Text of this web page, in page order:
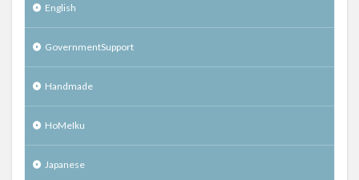
English
GovernmentSupport
Handmade
HoMeIku
Japanese